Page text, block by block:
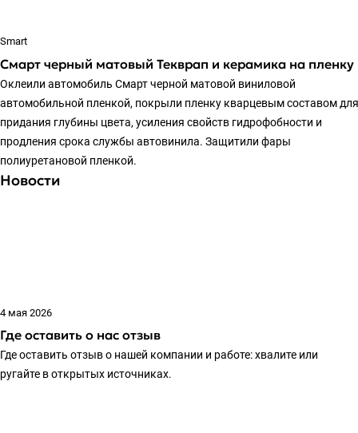
Smart
Смарт черный матовый Текврап и керамика на пленку
Оклеили автомобиль Смарт черной матовой виниловой
автомобильной пленкой, покрыли пленку кварцевым составом для
придания глубины цвета, усиления свойств гидрофобности и
продления срока службы автовинила. Защитили фары
полиуретановой пленкой.
Новости
4 мая 2026
Где оставить о нас отзыв
Где оставить отзыв о нашей компании и работе: хвалите или
ругайте в открытых источниках.